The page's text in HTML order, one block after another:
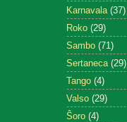
Karnavala (37)
Roko (29)
Sambo (71)
Sertaneca (29)
Tango (4)
Valso (29)
Ŝoro (4)